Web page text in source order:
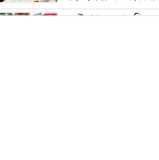
জুলাই গণঅভ্যুত্থান দিবসে